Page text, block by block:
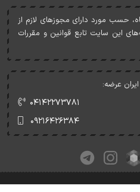
حسب مورد دارای مجوزهای لازم از
اين سايت تابع قوانين و مقررات
عرضه:
۰۴۱۴۲۲۷۳۷۸۱
۰۹۲۱۶۴۲۶۳۸۴